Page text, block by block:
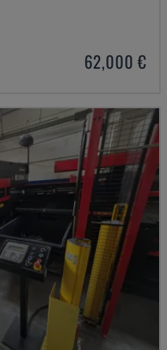
62,000 €